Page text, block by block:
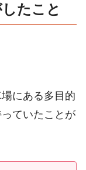
たこと
にある多目的
ていたことが